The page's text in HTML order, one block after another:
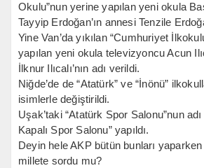
Okulu”nun yerine yapılan yeni okula
Tayyip Erdoğan’ın annesi Tenzile
Yine Van’da yıkılan “Cumhuriyet
yapılan yeni okula televizyoncu Acun
İlknur Ilıcalı’nın adı verildi.
Niğde’de de “Atatürk” ve “İnönü”
isimlerle değiştirildi.
Uşak’taki “Atatürk Spor Salonu”nun
Kapalı Spor Salonu” yapıldı.
Deyin hele AKP bütün bunları
millete sordu mu?